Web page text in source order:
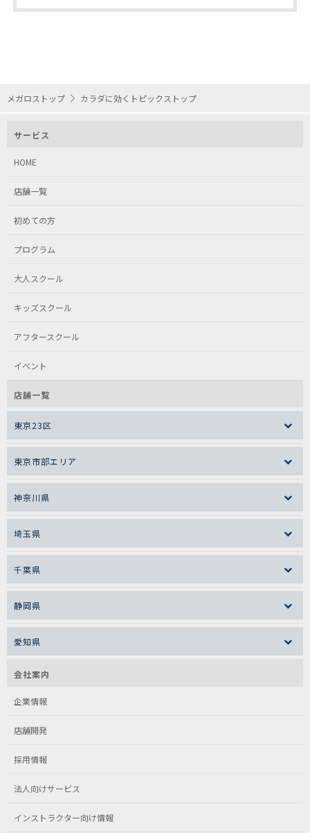
メガロストップ カラダに効くトピックストップ
サービス
HOME
店舗一覧
初めての方
プログラム
大人スクール
キッズスクール
アフタースクール
イベント
店舗一覧
東京23区
東京市部エリア
神奈川県
埼玉県
千葉県
静岡県
愛知県
会社案内
企業情報
店舗開発
採用情報
法人向けサービス
インストラクター向け情報